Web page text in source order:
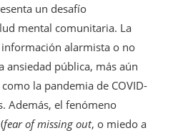
un desafío
mental comunitaria. La
alarmista o no
ansiedad pública, más aún
la pandemia de COVID-
Además, el fenómeno
fear of missing out, o miedo a